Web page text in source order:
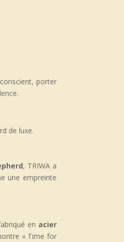
porter
de luxe.
, TRIWA a
une empreinte
en acier
« Time for